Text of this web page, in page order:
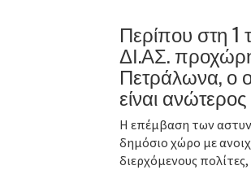
Περίπου στη 1
ΔΙ.ΑΣ.
Πετράλωνα, ο
είναι
Η επέμβαση των
δημόσιο χώρο με
διερχόμενους